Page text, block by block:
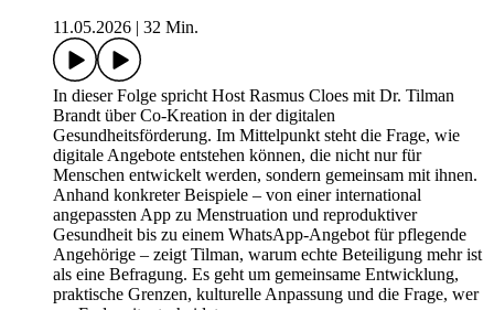
11.05.2026 32 Min.
In dieser Folge spricht Host Rasmus Cloes mit Dr. Tilman
Brandt über Co-Kreation in der digitalen
Gesundheitsförderung. Im Mittelpunkt steht die Frage, wie
digitale Angebote entstehen können, die nicht nur für
Menschen entwickelt werden, sondern gemeinsam mit ihnen.
Anhand konkreter Beispiele – von einer international
angepassten App zu Menstruation und reproduktiver
Gesundheit bis zu einem WhatsApp-Angebot für pflegende
Angehörige – zeigt Tilman, warum echte Beteiligung mehr ist
als eine Befragung. Es geht um gemeinsame Entwicklung,
praktische Grenzen, kulturelle Anpassung und die Frage, wer